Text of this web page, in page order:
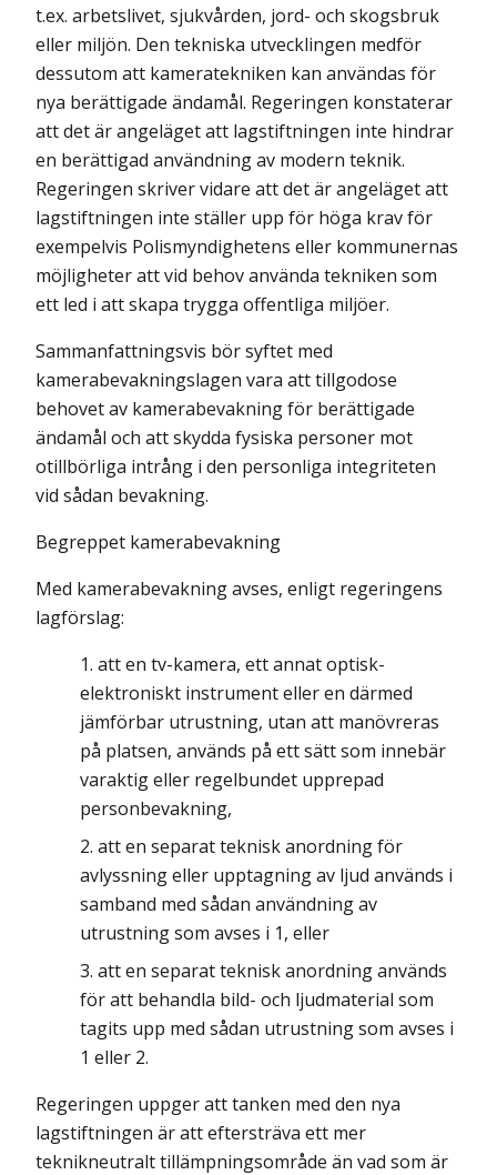
t.ex. arbetslivet, sjukvården, jord- och skogsbruk
eller miljön. Den tekniska utvecklingen medför
dessutom att kameratekniken kan användas för
nya berättigade ändamål. Regeringen konstaterar
att det är angeläget att lagstiftningen inte hindrar
en berättigad användning av modern teknik.
Regeringen skriver vidare att det är angeläget att
lagstiftningen inte ställer upp för höga krav för
exempelvis Polismyndighetens eller kommunernas
möjligheter att vid behov använda tekniken som
ett led i att skapa trygga offentliga miljöer.
Sammanfattningsvis bör syftet med
kamerabevakningslagen vara att tillgodose
behovet av kamerabevakning för berättigade
ändamål och att skydda fysiska personer mot
otillbörliga intrång i den personliga integriteten
vid sådan bevakning.
Begreppet kamerabevakning
Med kamerabevakning avses, enligt regeringens
lagförslag:
att en tv-kamera, ett annat optisk-
elektroniskt instrument eller en därmed
jämförbar utrustning, utan att manövreras
på platsen, används på ett sätt som innebär
varaktig eller regelbundet upprepad
personbevakning,
att en separat teknisk anordning för
avlyssning eller upptagning av ljud används i
samband med sådan användning av
utrustning som avses i 1, eller
att en separat teknisk anordning används
för att behandla bild- och ljudmaterial som
tagits upp med sådan utrustning som avses i
1 eller 2.
Regeringen uppger att tanken med den nya
lagstiftningen är att eftersträva ett mer
teknikneutralt tillämpningsområde än vad som är